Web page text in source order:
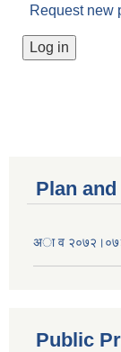
Request new
Plan
अा व २०७२।०७३
Public